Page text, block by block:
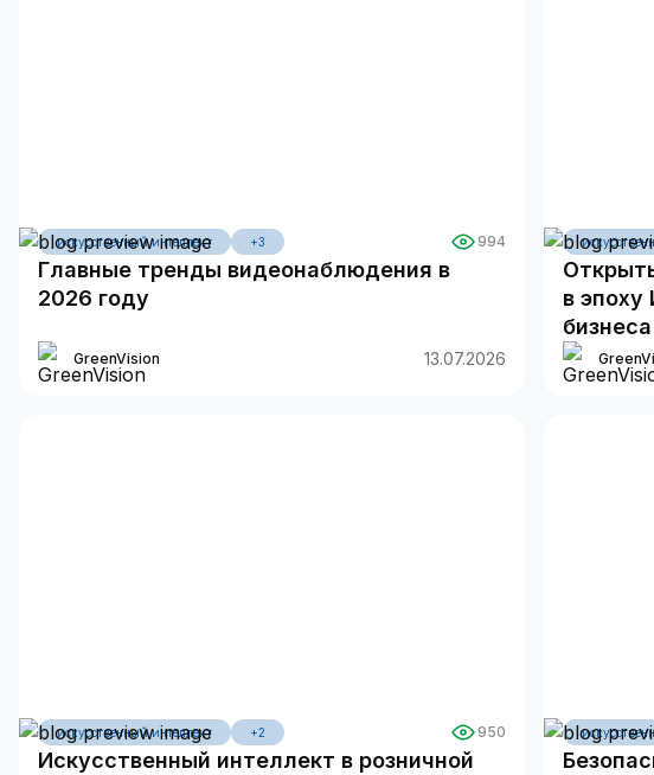
искусственный интеллект +3 994
Главные тренды видеонаблюдения в
2026 году
GreenVision 13.07.2026
в
бизнеса
искусственный интеллект +2 950
Искусственный интеллект в розничной